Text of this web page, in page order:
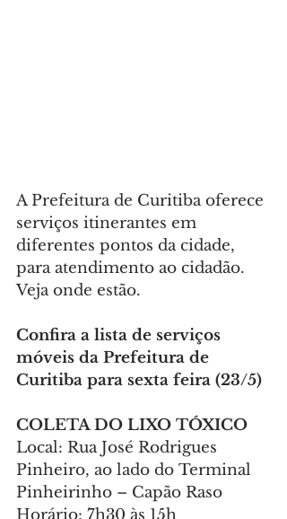
A Prefeitura de Curitiba oferece
serviços itinerantes em
diferentes pontos da cidade,
para atendimento ao cidadão.
Veja onde estão.
Confira a lista de serviços
móveis da Prefeitura de
Curitiba para sexta feira (23/5)
COLETA DO LIXO TÓXICO
Local: Rua José Rodrigues
Pinheiro, ao lado do Terminal
Pinheirinho – Capão Raso
Horário: 7h30 às 15h